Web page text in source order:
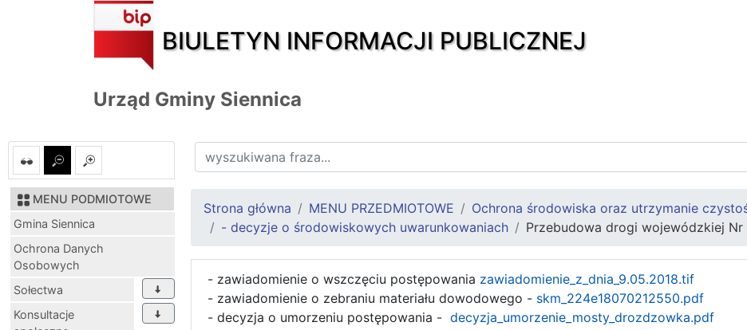
BIULETYN INFORMACJI PUBLICZNEJ
Urząd Gminy Siennica
MENU PODMIOTOWE
Gmina Siennica
Ochrona Danych
Osobowych
Sołectwa
Konsultacje
Strona główna MENU PRZEDMIOTOWE
Ochrona środowiska oraz utrzymanie
- decyzje o środowiskowych uwarunkowaniach
Przebudowa drogi wojewódzkiej
- zawiadomienie o wszczęciu postępowania zawiadomienie_z_dnia_9.05.2018.tif
- zawiadomienie o zebraniu materiału dowodowego - skm_224e18070212550.pdf
- decyzja o umorzeniu postępowania - decyzja_umorzenie_mosty_drozdzowka.pdf